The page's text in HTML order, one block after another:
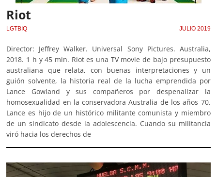
Riot
LGTBIQ JULIO 2019
Director: Jeffrey Walker. Universal Sony Pictures. Australia,
2018. 1 h y 45 min. Riot es una TV movie de bajo presupuesto
australiana que relata, con buenas interpretaciones y un
guión solvente, la historia real de la lucha emprendida por
Lance Gowland y sus compañeros por despenalizar la
homosexualidad en la conservadora Australia de los años 70.
Lance es hijo de un histórico militante comunista y miembro
de un sindicato desde la adolescencia. Cuando su militancia
viró hacia los derechos de